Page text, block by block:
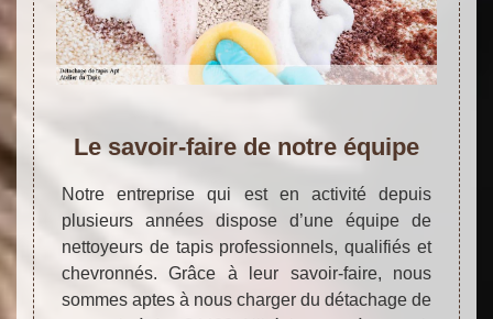
Le savoir-faire de notre équipe
Notre entreprise qui est en activité depuis
plusieurs années dispose d’une équipe de
nettoyeurs de tapis professionnels, qualifiés et
chevronnés. Grâce à leur savoir-faire, nous
sommes aptes à nous charger du détachage de